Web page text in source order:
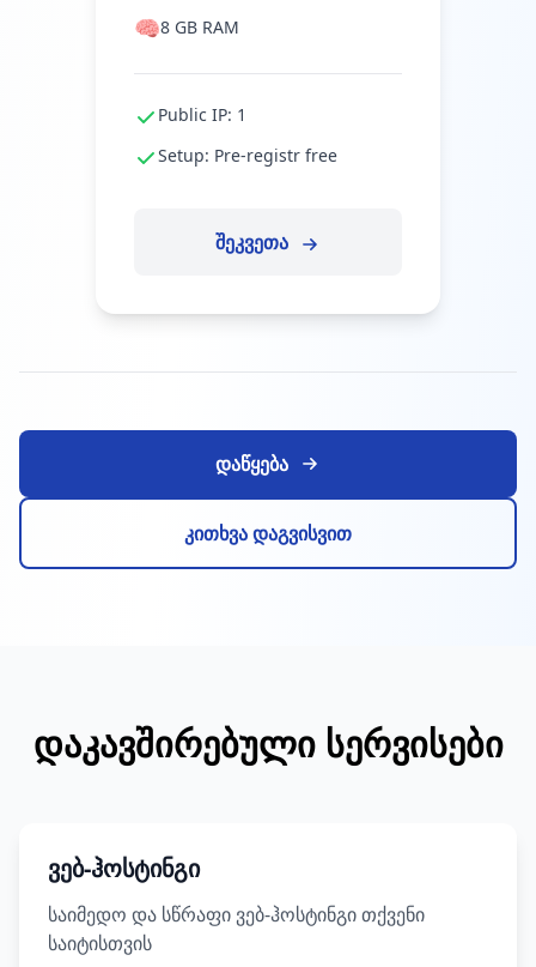
🧠8 GB RAM
Public IP: 1
Setup: Pre-registr free
შეკვეთა
დაწყება
კითხვა დაგვისვით
დაკავშირებული სერვისები
ვებ-ჰოსტინგი
საიმედო და სწრაფი ვებ-ჰოსტინგი თქვენი
საიტისთვის